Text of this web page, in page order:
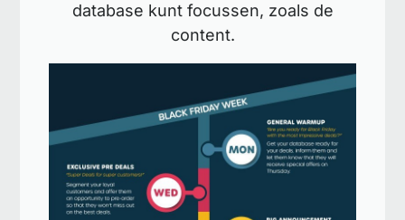
database kunt focussen, zoals de
content.